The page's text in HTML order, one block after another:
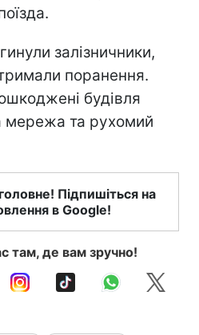
залізничники,
поранення.
будівля
мережа та рухомий
Підпишіться на
в Google!
там, де вам зручно!